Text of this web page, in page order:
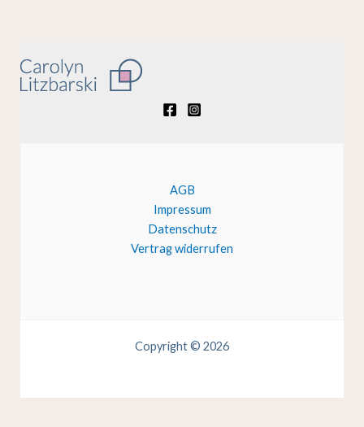
AGB
Impressum
Datenschutz
Vertrag widerrufen
Copyright © 2026